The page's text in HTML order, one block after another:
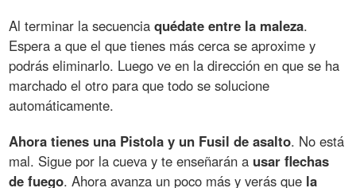
Al terminar la secuenciaquédate entre la maleza.
Espera a que el que tienes más cerca se aproxime y
podrás eliminarlo. Luego ve en la dirección en que se ha
marchado el otro para que todo se solucione
automáticamente.
Ahora tienes una Pistola y un Fusil de asalto. No está
mal. Sigue por la cueva y te enseñarán a usar flechas
de fuego. Ahora avanza un poco más y verás que la